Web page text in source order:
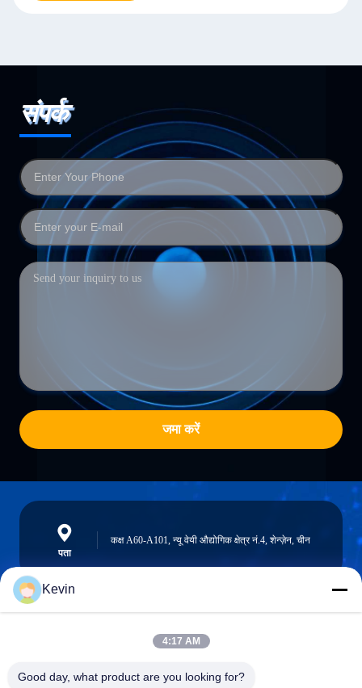
संपर्क
जमा करें
पता
कक्ष A60-A101, न्यू वेयी औद्योगिक क्षेत्र नं.4, शेन्ज़ेन, चीन
info@seethrulcd.com
Kevin
4:17 AM
Good day, what product are you looking for?